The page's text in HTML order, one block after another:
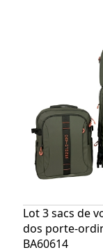
Lot 3 sacs de
dos porte-
BA60614